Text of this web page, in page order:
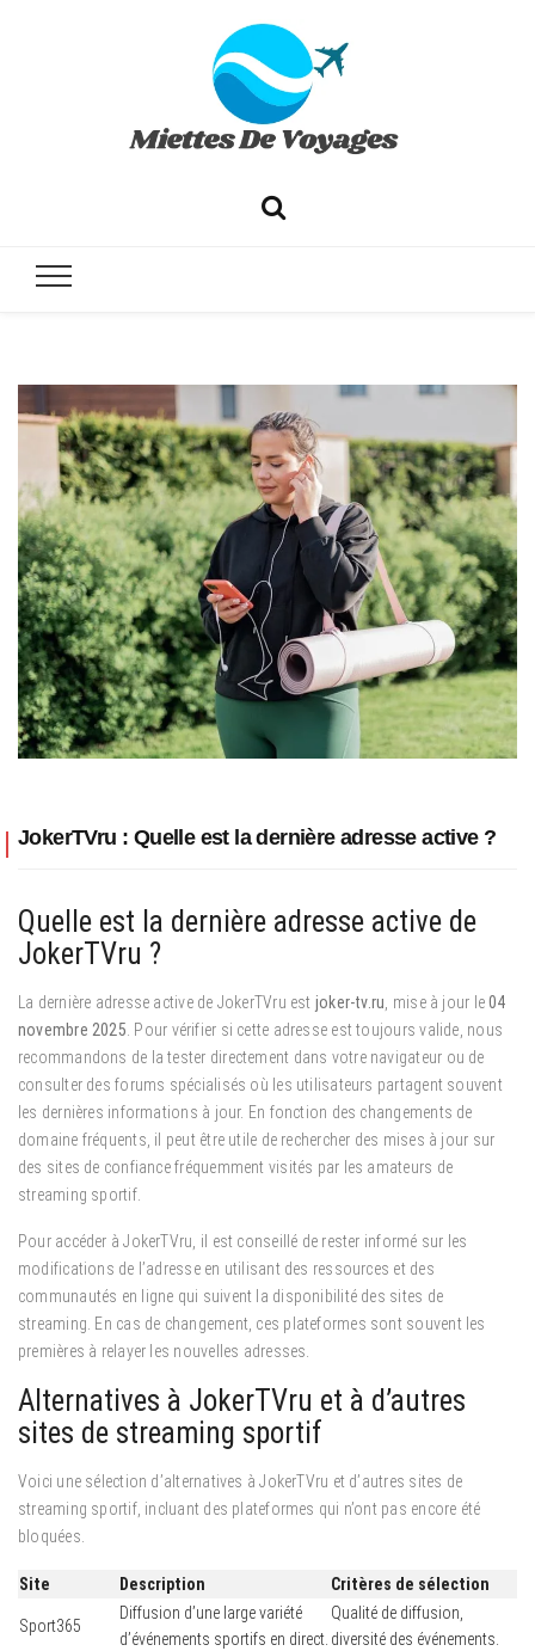
JokerTVru : Quelle est la dernière adresse active ?
Quelle est la dernière adresse active de
JokerTVru ?
La dernière adresse active de JokerTVru est joker-tv.ru , mise à jour le04
novembre 2025 . Pour vérifier si cette adresse est toujours valide, nous
recommandons de la tester directement dans votre navigateur ou de
consulter des forums spécialisés où les utilisateurs partagent souvent
les dernières informations à jour. En fonction des changements de
domaine fréquents, il peut être utile de rechercher des mises à jour sur
des sites de confiance fréquemment visités par les amateurs de
streaming sportif.
Pour accéder à JokerTVru, il est conseillé de rester informé sur les
modifications de l’adresse en utilisant des ressources et des
communautés en ligne qui suivent la disponibilité des sites de
streaming. En cas de changement, ces plateformes sont souvent les
premières à relayer les nouvelles adresses.
Alternatives à JokerTVru et à d’autres
sites de streaming sportif
Voici une sélection d’alternatives à JokerTVru et d’autres sites de
streaming sportif, incluant des plateformes qui n’ont pas encore été
bloquées.
Site Description Critères de sélection
Sport365
Diffusion d’une large variété
d’événements sportifs en direct.
Qualité de diffusion,
diversité des événements.